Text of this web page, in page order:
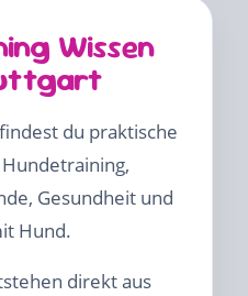
Wissen
du praktische
Gesundheit und
Hund.
direkt aus